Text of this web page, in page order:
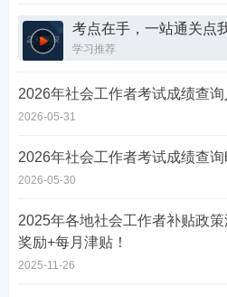
考点在手，一站通关点
学习推荐
2026年社会工作者考试成绩查询
2026-05-31
2026年社会工作者考试成绩查
2026-05-30
2025年各地社会工作者补贴政
奖励+每月津贴！
2025-11-26